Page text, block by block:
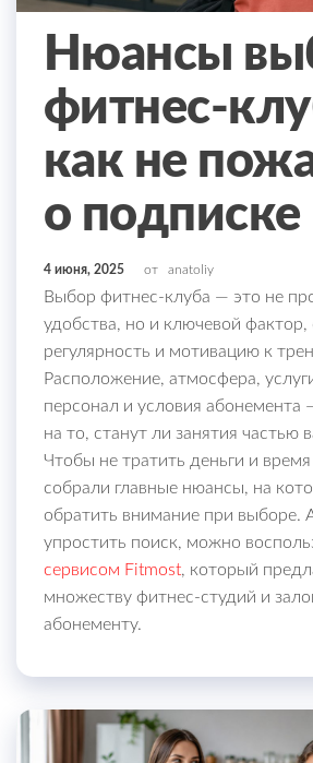
Нюансы
фитнес-
как не
о подписке
4 июня, 2025 от anatoliy
Выбор фитнес-клуба — это не
удобства, но и ключевой
регулярность и мотивацию к
Расположение, атмосфера,
персонал и условия абонемента
на то, станут ли занятия частью
Чтобы не тратить деньги и
собрали главные нюансы, на
обратить внимание при выборе.
упростить поиск, можно
сервисом Fitmost, который
множеству фитнес-студий и
абонементу.